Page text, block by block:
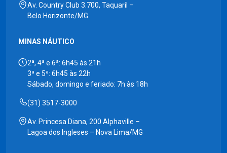
Av. Country Club 3.700, Taquaril –
Belo Horizonte/MG
MINAS NÁUTICO
2ª, 4ª e 6ª: 6h45 às 21h
3ª e 5ª: 6h45 às 22h
Sábado, domingo e feriado: 7h às 18h
(31) 3517-3000
Av. Princesa Diana, 200 Alphaville –
Lagoa dos Ingleses – Nova Lima/MG